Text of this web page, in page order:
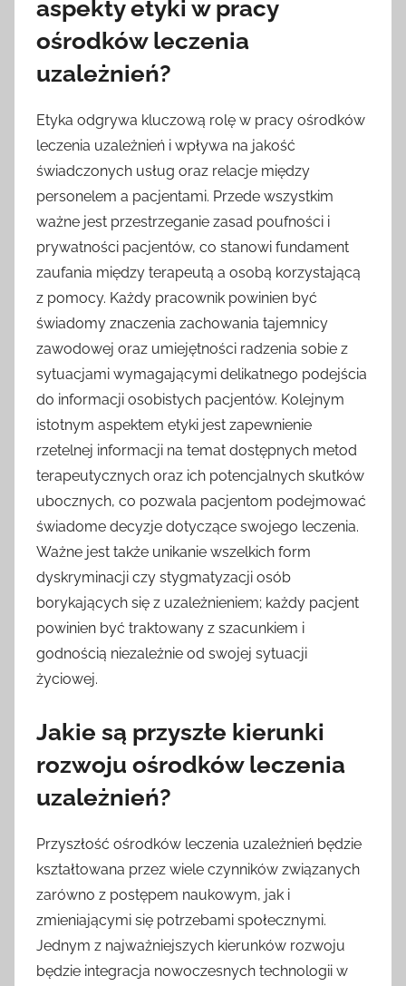
aspekty etyki w pracy
ośrodków leczenia
uzależnień?
Etyka odgrywa kluczową rolę w pracy ośrodków
leczenia uzależnień i wpływa na jakość
świadczonych usług oraz relacje między
personelem a pacjentami. Przede wszystkim
ważne jest przestrzeganie zasad poufności i
prywatności pacjentów, co stanowi fundament
zaufania między terapeutą a osobą korzystającą
z pomocy. Każdy pracownik powinien być
świadomy znaczenia zachowania tajemnicy
zawodowej oraz umiejętności radzenia sobie z
sytuacjami wymagającymi delikatnego podejścia
do informacji osobistych pacjentów. Kolejnym
istotnym aspektem etyki jest zapewnienie
rzetelnej informacji na temat dostępnych metod
terapeutycznych oraz ich potencjalnych skutków
ubocznych, co pozwala pacjentom podejmować
świadome decyzje dotyczące swojego leczenia.
Ważne jest także unikanie wszelkich form
dyskryminacji czy stygmatyzacji osób
borykających się z uzależnieniem; każdy pacjent
powinien być traktowany z szacunkiem i
godnością niezależnie od swojej sytuacji
życiowej.
Jakie są przyszłe kierunki
rozwoju ośrodków leczenia
uzależnień?
Przyszłość ośrodków leczenia uzależnień będzie
kształtowana przez wiele czynników związanych
zarówno z postępem naukowym, jak i
zmieniającymi się potrzebami społecznymi.
Jednym z najważniejszych kierunków rozwoju
będzie integracja nowoczesnych technologii w